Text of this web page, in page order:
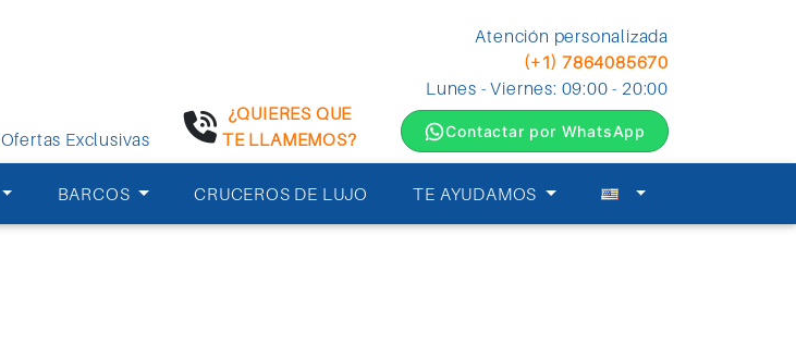
Ofertas Exclusivas
¿QUIERES QUE
TE LLAMEMOS?
Atención personalizada
(+1) 7864085670
Lunes - Viernes: 09:00 - 20:00
Contactar por WhatsApp
BARCOS CRUCEROS DE LUJO TE AYUDAMOS